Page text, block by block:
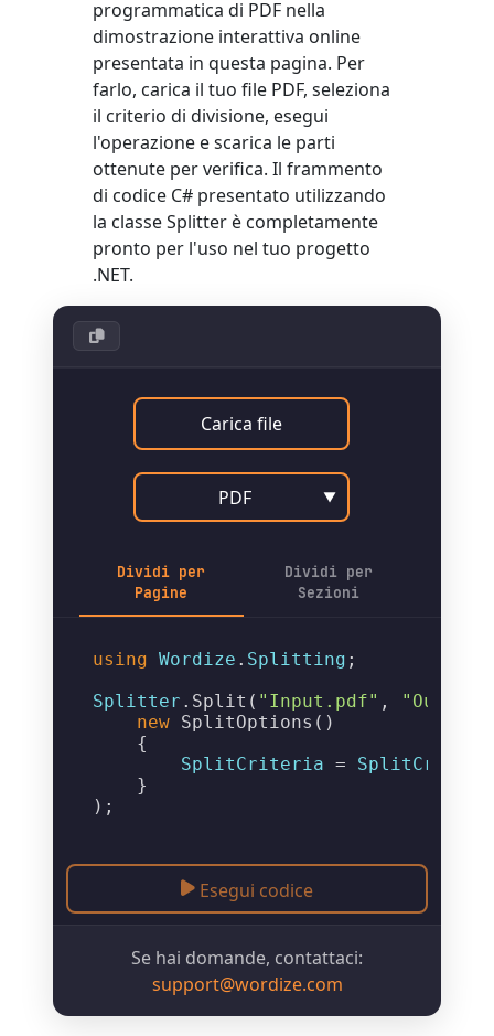
programmatica di PDF nella
dimostrazione interattiva online
presentata in questa pagina. Per
farlo, carica il tuo file PDF, seleziona
il criterio di divisione, esegui
l'operazione e scarica le parti
ottenute per verifica. Il frammento
di codice C# presentato utilizzando
la classeSplitter è completamente
pronto per l'uso nel tuo progetto
.NET.
Carica file
PDF ▼
Dividi per
Pagine
Dividi per
Sezioni
using Wordize . Splitting ;
Splitter . Split ( "Input.pdf" ,
new SplitOptions ()
    {
SplitCriteria =
    }
Esegui codice
Se hai domande, contattaci:
support@wordize.com